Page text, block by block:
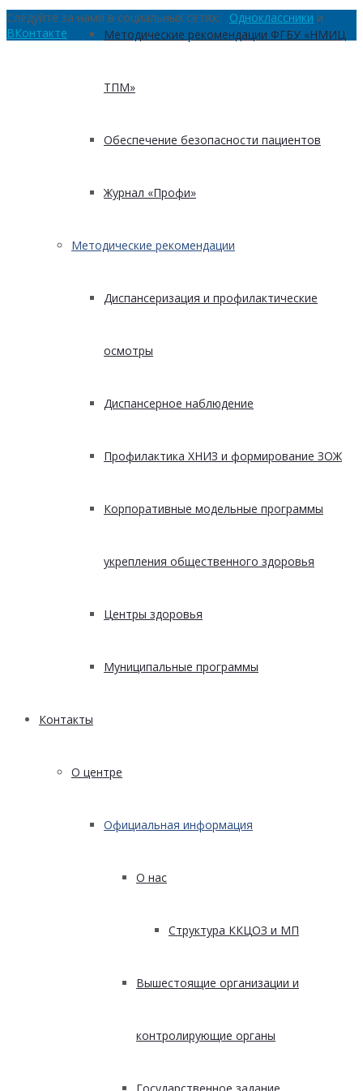
Методические рекомендации ФГБУ «НМИЦ
ТПМ»
Обеспечение безопасности пациентов
Журнал «Профи»
Методические рекомендации
Диспансеризация и профилактические
осмотры
Диспансерное наблюдение
Профилактика ХНИЗ и формирование ЗОЖ
Корпоративные модельные программы
укрепления общественного здоровья
Центры здоровья
Муниципальные программы
Контакты
О центре
Официальная информация
О нас
Структура ККЦОЗ и МП
Вышестоящие организации и
контролирующие органы
Следуйте за нами в социальных сетях: Одноклассники и
ВКонтакте